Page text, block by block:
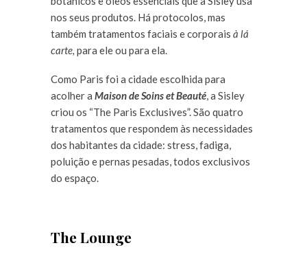
nos seus produtos. Há protocolos, mas
também tratamentos faciais e corporais à lá
carte, para ele ou para ela.
Como Paris foi a cidade escolhida para
acolher a Maison de Soins et Beauté, a Sisley
criou os “The Paris Exclusives”. São quatro
tratamentos que respondem às necessidades
dos habitantes da cidade: stress, fadiga,
poluição e pernas pesadas, todos exclusivos
do espaço.
The Lounge